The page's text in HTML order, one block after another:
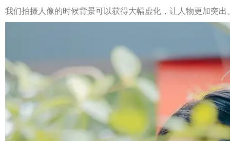
我们拍摄人像的时候背景可以获得大幅虚化，让人物更加突出